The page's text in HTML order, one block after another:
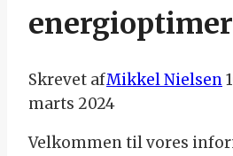
Skrevet afMikkel Nielsen
marts 2024
Velkommen til vores